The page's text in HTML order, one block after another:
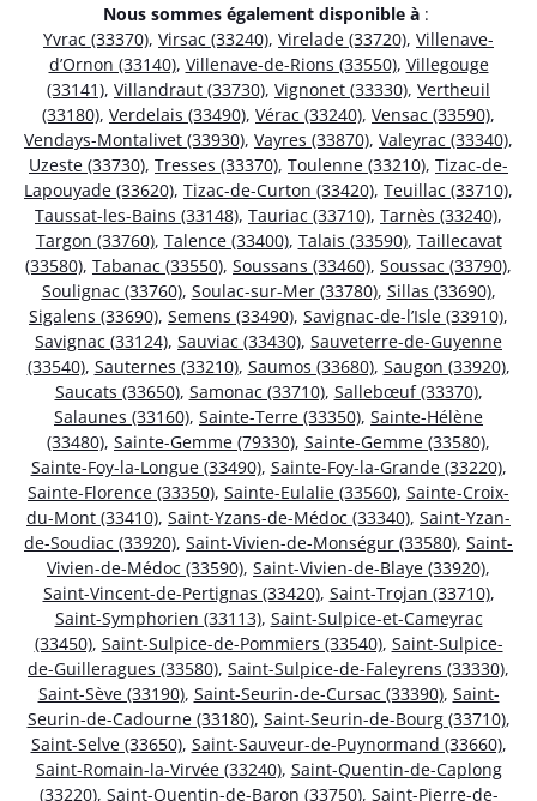
Nous sommes également disponible à :
Yvrac (33370), Virsac (33240), Virelade (33720), Villenave-
d’Ornon (33140), Villenave-de-Rions (33550), Villegouge
(33141), Villandraut (33730), Vignonet (33330), Vertheuil
(33180), Verdelais (33490), Vérac (33240), Vensac (33590),
Vendays-Montalivet (33930), Vayres (33870), Valeyrac (33340),
Uzeste (33730), Tresses (33370), Toulenne (33210), Tizac-de-
Lapouyade (33620), Tizac-de-Curton (33420), Teuillac (33710),
Taussat-les-Bains (33148), Tauriac (33710), Tarnès (33240),
Targon (33760), Talence (33400), Talais (33590), Taillecavat
(33580), Tabanac (33550), Soussans (33460), Soussac (33790),
Soulignac (33760), Soulac-sur-Mer (33780), Sillas (33690),
Sigalens (33690), Semens (33490), Savignac-de-l’Isle (33910),
Savignac (33124), Sauviac (33430), Sauveterre-de-Guyenne
(33540), Sauternes (33210), Saumos (33680), Saugon (33920),
Saucats (33650), Samonac (33710), Sallebœuf (33370),
Salaunes (33160), Sainte-Terre (33350), Sainte-Hélène
(33480), Sainte-Gemme (79330), Sainte-Gemme (33580),
Sainte-Foy-la-Longue (33490), Sainte-Foy-la-Grande (33220),
Sainte-Florence (33350), Sainte-Eulalie (33560), Sainte-Croix-
du-Mont (33410), Saint-Yzans-de-Médoc (33340), Saint-Yzan-
de-Soudiac (33920), Saint-Vivien-de-Monségur (33580), Saint-
Vivien-de-Médoc (33590), Saint-Vivien-de-Blaye (33920),
Saint-Vincent-de-Pertignas (33420), Saint-Trojan (33710),
Saint-Symphorien (33113), Saint-Sulpice-et-Cameyrac
(33450), Saint-Sulpice-de-Pommiers (33540), Saint-Sulpice-
de-Guilleragues (33580), Saint-Sulpice-de-Faleyrens (33330),
Saint-Sève (33190), Saint-Seurin-de-Cursac (33390), Saint-
Seurin-de-Cadourne (33180), Saint-Seurin-de-Bourg (33710),
Saint-Selve (33650), Saint-Sauveur-de-Puynormand (33660),
Saint-Romain-la-Virvée (33240), Saint-Quentin-de-Caplong
(33220), Saint-Quentin-de-Baron (33750), Saint-Pierre-de-